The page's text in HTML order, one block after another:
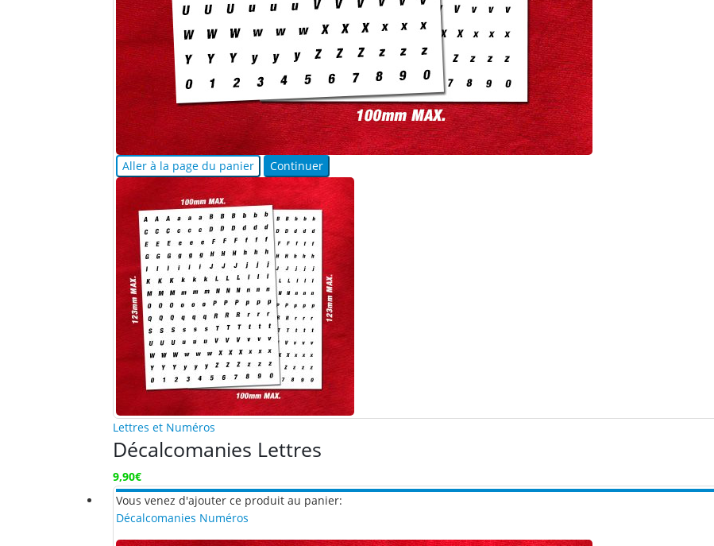
Aller à la page du panier Continuer
Lettres et Numéros
Décalcomanies Lettres
9,90€
Vous venez d'ajouter ce produit au panier:
Décalcomanies Numéros